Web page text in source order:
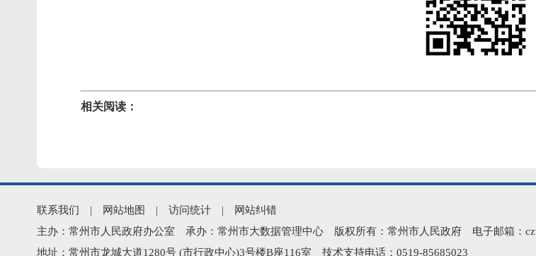
相关阅读：
联系我们 | 网站地图 | 访问统计 |
网站纠错
主办：常州市人民政府办公室 承办：常州市大数据管理中心 版权所有：常州市人民政府 电子邮箱：
地址：常州市龙城大道1280号 (市行政中心)3号楼B座116室 技术支持电话：0519-85685023